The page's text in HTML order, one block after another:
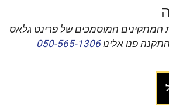
המתקינים המוסמכים של פרינט גלאס
פנו אלינו050-565-1306